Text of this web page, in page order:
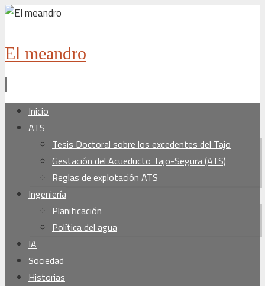
El meandro
contenido
Inicio
ATS
Tesis Doctoral sobre los excedentes del Tajo
Gestación del Acueducto Tajo-Segura (ATS)
Reglas de explotación ATS
Ingeniería
Planificación
Política del agua
IA
Sociedad
Historias